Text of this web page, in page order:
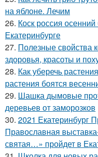
на яблоне. Лечим
26. Коск россия
Екатеринбурге
27. Полезные свойства
здоровья, красоты и
28. Как уберечь
растения боятся
29. Шашка дымовые
деревьев от заморозков
30. 2021 Екатеринбург
Православная
святая…» пройдет в